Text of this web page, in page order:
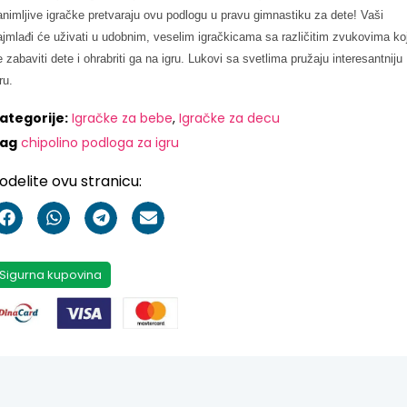
igračke pretvaraju ovu podlogu u pravu gimnastiku za dete! Vaši
će uživati u udobnim, veselim igračkicama sa različitim zvukovima
zabaviti dete i ohrabriti ga na igru. Lukovi sa svetlima pružaju interesantniju
Igračke za bebe,Igračke za decu
chipolino podloga za igru
ovu stranicu:
Sigurna kupovina